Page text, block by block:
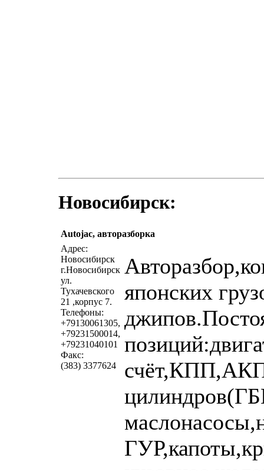
Новосибирск:
Autojac, авторазборка
Адрес:
Новосибирск
г.Новосибирск
ул.
Тухачевского
21 ,корпус 7.
Телефоны:
+79130061305,
+79231500014,
+79231040101
Факс:
(383) 3377624
японских